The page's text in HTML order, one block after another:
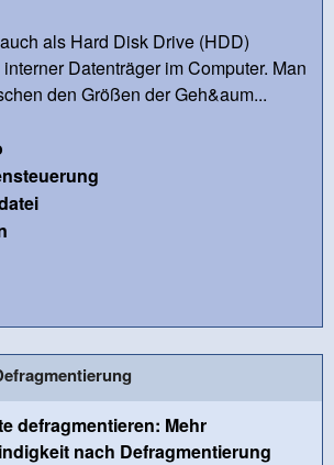
als Hard Disk Drive (HDD)
Datenträger im Computer. Man
den Größen der Geh&aum...
defragmentieren: Mehr
nach Defragmentierung